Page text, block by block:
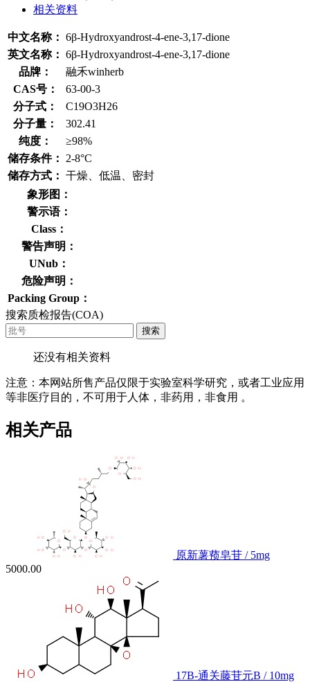
相关资料
中文名称： 6β-Hydroxyandrost-4-ene-3,17-dione
英文名称： 6β-Hydroxyandrost-4-ene-3,17-dione
品牌：
融禾winherb
CAS号：
63-00-3
分子式：
C19O3H26
分子量：
302.41
纯度：
≥98%
储存条件：
2-8°C
储存方式： 干燥、低温、密封
象形图：
警示语：
Class：
警告声明：
UNub：
危险声明：
Packing Group：
搜索质检报告(COA)
搜索
还没有相关资料
注意：本网站所售产品仅限于实验室科学研究，或者工业应用
等非医疗目的，不可用于人体，非药用，非食用 。
相关产品
原新薯蓣皂苷 / 5mg
5000.00
17Β-通关藤苷元B / 10mg